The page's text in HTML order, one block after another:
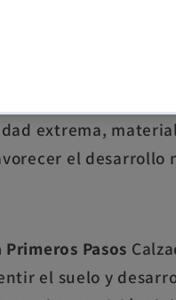
diseñado para
suavidad y
extrema,
el desarrollo
Primeros Pasos
el suelo y